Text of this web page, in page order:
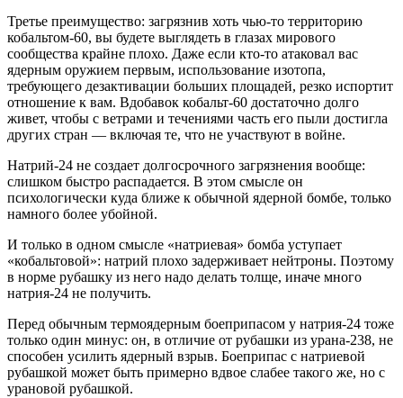
Третье преимущество: загрязнив хоть чью-то территорию
кобальтом-60, вы будете выглядеть в глазах мирового
сообщества крайне плохо. Даже если кто-то атаковал вас
ядерным оружием первым, использование изотопа,
требующего дезактивации больших площадей, резко испортит
отношение к вам. Вдобавок кобальт-60 достаточно долго
живет, чтобы с ветрами и течениями часть его пыли достигла
других стран — включая те, что не участвуют в войне.
Натрий-24 не создает долгосрочного загрязнения вообще:
слишком быстро распадается. В этом смысле он
психологически куда ближе к обычной ядерной бомбе, только
намного более убойной.
И только в одном смысле «натриевая» бомба уступает
«кобальтовой»: натрий плохо задерживает нейтроны. Поэтому
в норме рубашку из него надо делать толще, иначе много
натрия-24 не получить.
Перед обычным термоядерным боеприпасом у натрия-24 тоже
только один минус: он, в отличие от рубашки из урана-238, не
способен усилить ядерный взрыв. Боеприпас с натриевой
рубашкой может быть примерно вдвое слабее такого же, но с
урановой рубашкой.